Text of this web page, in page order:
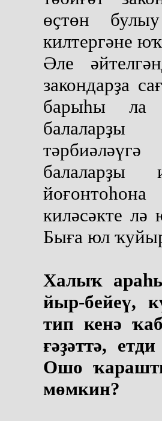
өҫтөн
килтергәне
Әле
закондарҙа
барыһы
балаларҙы
балаларҙы
киләсәкте лә
Быға юл
Халыҡ
йыр-бейеү,
тип кенә
ғәҙәттә,
Ошо
мөмкин?